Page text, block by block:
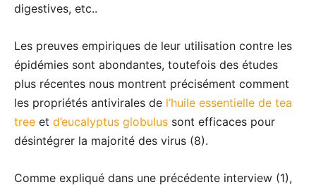
digestives, etc..
Les preuves empiriques de leur utilisation contre les
épidémies sont abondantes, toutefois des études
plus récentes nous montrent précisément comment
les propriétés antivirales de l’huile essentielle de tea
tree et d’eucalyptus globulus sont efficaces pour
désintégrer la majorité des virus (8).
Comme expliqué dans une précédente interview (1),